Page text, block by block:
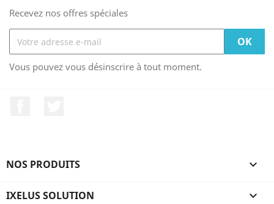
Recevez nos offres spéciales
Vous pouvez vous désinscrire à tout moment.
NOS PRODUITS 
IXELUS SOLUTION 